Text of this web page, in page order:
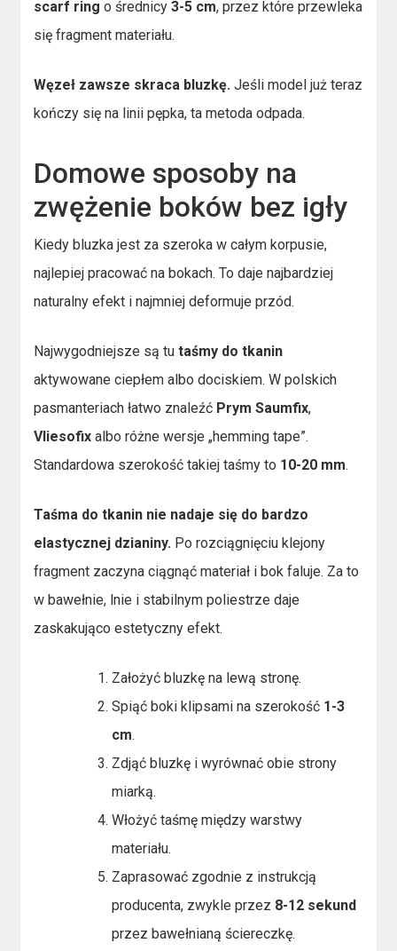
scarf ring o średnicy3-5 cm, przez które przewleka
się fragment materiału.
Węzeł zawsze skraca bluzkę. Jeśli model już teraz
kończy się na linii pępka, ta metoda odpada.
Domowe sposoby na
zwężenie boków bez igły
Kiedy bluzka jest za szeroka w całym korpusie,
najlepiej pracować na bokach. To daje najbardziej
naturalny efekt i najmniej deformuje przód.
Najwygodniejsze są tutaśmy do tkanin
aktywowane ciepłem albo dociskiem. W polskich
pasmanteriach łatwo znaleźć Prym Saumfix,
Vliesofix albo różne wersje „hemming tape”.
Standardowa szerokość takiej taśmy to 10-20 mm.
Taśma do tkanin nie nadaje się do bardzo
elastycznej dzianiny. Po rozciągnięciu klejony
fragment zaczyna ciągnąć materiał i bok faluje. Za to
w bawełnie, lnie i stabilnym poliestrze daje
zaskakująco estetyczny efekt.
Założyć bluzkę na lewą stronę.
Spiąć boki klipsami na szerokość 1-3
cm.
Zdjąć bluzkę i wyrównać obie strony
miarką.
Włożyć taśmę między warstwy
materiału.
Zaprasować zgodnie z instrukcją
producenta, zwykle przez 8-12 sekund
przez bawełnianą ściereczkę.